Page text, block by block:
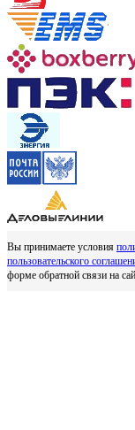
Вы принимаете условия
пользовательского
форме обратной связи на